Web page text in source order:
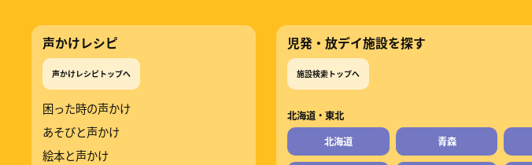
声かけレシピ
声かけレシピトップへ
困った時の声かけ
あそびと声かけ
絵本と声かけ
児発・放デイ施設を探す
施設検索トップへ
北海道・東北
北海道
青森